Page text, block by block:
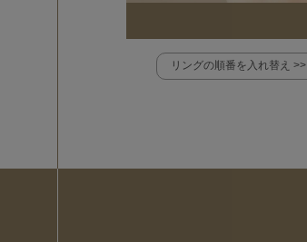
リングの順番を入れ替え >>